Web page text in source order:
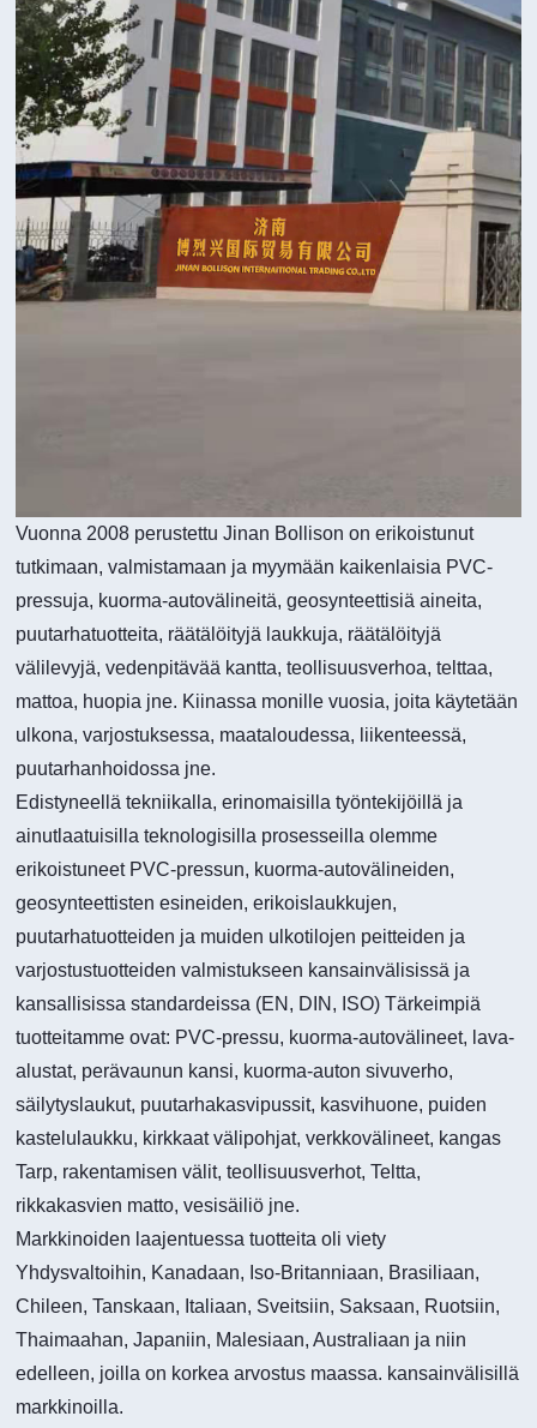
Vuonna 2008 perustettu Jinan Bollison on erikoistunut
tutkimaan, valmistamaan ja myymään kaikenlaisia ​​PVC-
pressuja, kuorma-autovälineitä, geosynteettisiä aineita,
puutarhatuotteita, räätälöityjä laukkuja, räätälöityjä
välilevyjä, vedenpitävää kantta, teollisuusverhoa, telttaa,
mattoa, huopia jne. Kiinassa monille vuosia, joita käytetään
ulkona, varjostuksessa, maataloudessa, liikenteessä,
puutarhanhoidossa jne.
Edistyneellä tekniikalla, erinomaisilla työntekijöillä ja
ainutlaatuisilla teknologisilla prosesseilla olemme
erikoistuneet PVC-pressun, kuorma-autovälineiden,
geosynteettisten esineiden, erikoislaukkujen,
puutarhatuotteiden ja muiden ulkotilojen peitteiden ja
varjostustuotteiden valmistukseen kansainvälisissä ja
kansallisissa standardeissa (EN, DIN, ISO) Tärkeimpiä
tuotteitamme ovat: PVC-pressu, kuorma-autovälineet, lava-
alustat, perävaunun kansi, kuorma-auton sivuverho,
säilytyslaukut, puutarhakasvipussit, kasvihuone, puiden
kastelulaukku, kirkkaat välipohjat, verkkovälineet, kangas
Tarp, rakentamisen välit, teollisuusverhot, Teltta,
rikkakasvien matto, vesisäiliö jne.
Markkinoiden laajentuessa tuotteita oli viety
Yhdysvaltoihin, Kanadaan, Iso-Britanniaan, Brasiliaan,
Chileen, Tanskaan, Italiaan, Sveitsiin, Saksaan, Ruotsiin,
Thaimaahan, Japaniin, Malesiaan, Australiaan ja niin
edelleen, joilla on korkea arvostus maassa. kansainvälisillä
markkinoilla.